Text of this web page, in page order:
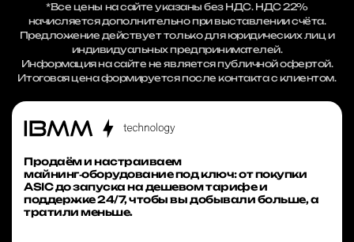
*Все цены на сайте указаны без НДС. НДС 22%
начисляется дополнительно при выставлении счёта.
Предложение действует только для юридических лиц и
индивидуальных предпринимателей.
Информация на сайте не является публичной офертой.
Итоговая цена формируется после контакта с клиентом.
Продаём и настраиваем
майнинг‑оборудование под ключ: от покупки
ASIC до запуска на дешевом тарифе и
поддержке 24/7, чтобы вы добывали больше, а
тратили меньше.